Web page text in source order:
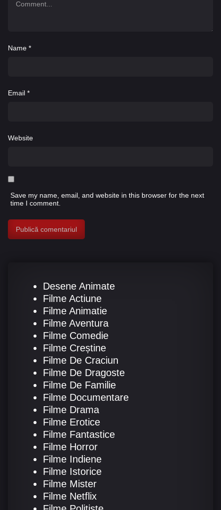
Name *
Email *
Website
Save my name, email, and website in this browser for the next
time I comment.
Desene Animate
Filme Actiune
Filme Animatie
Filme Aventura
Filme Comedie
Filme Creștine
Filme De Craciun
Filme De Dragoste
Filme De Familie
Filme Documentare
Filme Drama
Filme Erotice
Filme Fantastice
Filme Horror
Filme Indiene
Filme Istorice
Filme Mister
Filme Netflix